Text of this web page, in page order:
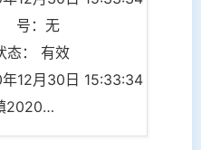
：无
态： 有效
12月30日 15:33:34
名 称： 老新镇2020年工作总结及“十四五”发展定位